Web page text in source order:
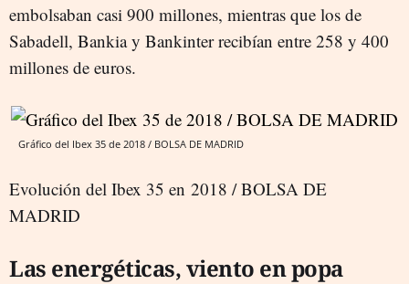
embolsaban casi 900 millones, mientras que los de
Sabadell, Bankia y Bankinter recibían entre 258 y 400
millones de euros.
Gráfico del Ibex 35 de 2018 / BOLSA DE MADRID
Evolución del Ibex 35 en 2018 / BOLSA DE
MADRID
Las energéticas, viento en popa